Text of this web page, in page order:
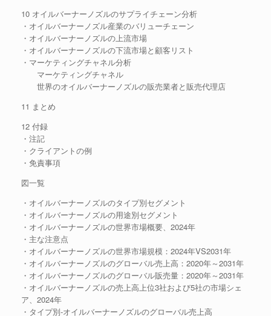
10 オイルバーナーノズルのサプライチェーン分析
・オイルバーナーノズル産業のバリューチェーン
・オイルバーナーノズルの上流市場
・オイルバーナーノズルの下流市場と顧客リスト
・マーケティングチャネル分析
マーケティングチャネル
世界のオイルバーナーノズルの販売業者と販売代理店
11 まとめ
12 付録
・注記
・クライアントの例
・免責事項
図一覧
・オイルバーナーノズルのタイプ別セグメント
・オイルバーナーノズルの用途別セグメント
・オイルバーナーノズルの世界市場概要、2024年
・主な注意点
・オイルバーナーノズルの世界市場規模：2024年VS2031年
・オイルバーナーノズルのグローバル売上高：2020年～2031年
・オイルバーナーノズルのグローバル販売量：2020年～2031年
・オイルバーナーノズルの売上高上位3社および5社の市場シェ
ア、2024年
・タイプ別-オイルバーナーノズルのグローバル売上高